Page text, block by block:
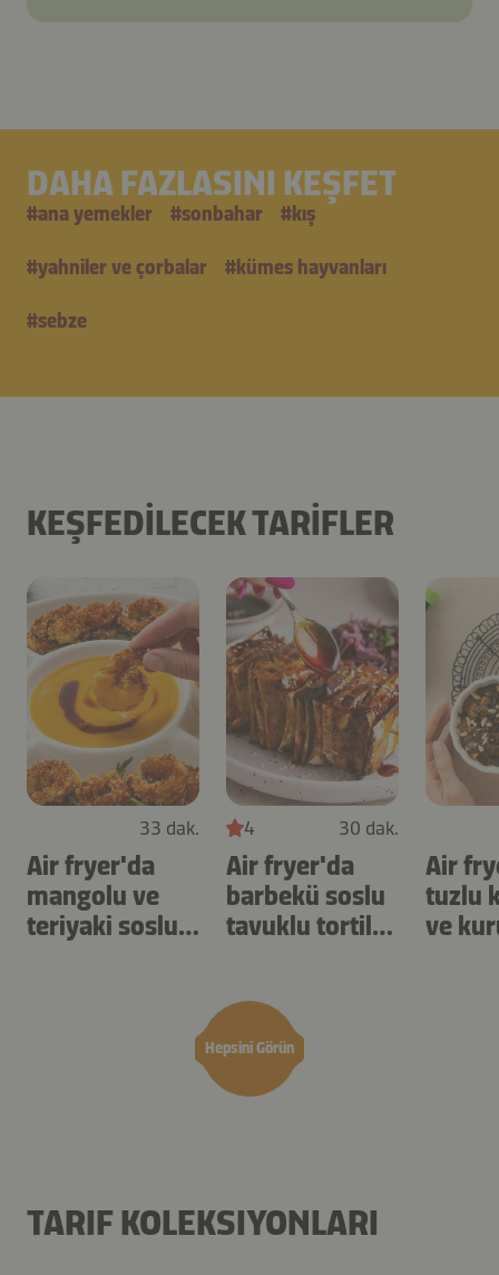
DAHA FAZLASINI KEŞFET
#ana yemekler #sonbahar #kış
#yahniler ve çorbalar #kümes hayvanları
#sebze
KEŞFEDILECEK TARIFLER
Hepsini Görün
33 dak.
Air fryer'da
mangolu ve
teriyaki soslu
4 30 dak.
Air fryer'da
barbekü soslu
tavuklu tortilla
Air
tuzlu
ve
TARIF KOLEKSIYONLARI